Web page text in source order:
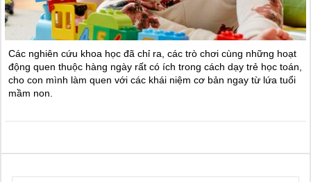
Các nghiên cứu khoa học đã chỉ ra, các trò chơi cùng những hoạt
động quen thuộc hàng ngày rất có ích trong cách dạy trẻ học toán,
cho con mình làm quen với các khái niệm cơ bản ngay từ lứa tuổi
mầm non.